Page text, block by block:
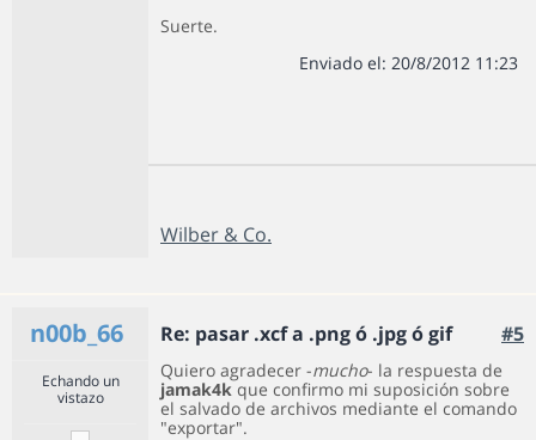
Suerte.
Enviado el: 20/8/2012 11:23
Wilber & Co.
n00b_66 Re: pasar .xcf a .png ó .jpg ó gif #5
Echando un
vistazo
Quiero agradecer -mucho- la respuesta de
jamak4kque confirmo mi suposición sobre
el salvado de archivos mediante el comando
"exportar".